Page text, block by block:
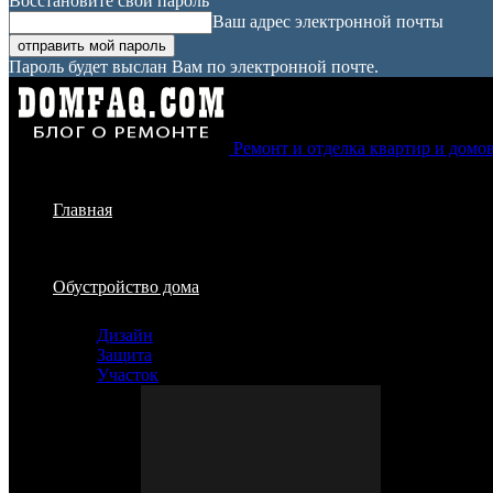
Ваш адрес электронной почты
Пароль будет выслан Вам по электронной почте.
Ремонт и отделка квартир и
Главная
Обустройство дома
Дизайн
Защита
Участок